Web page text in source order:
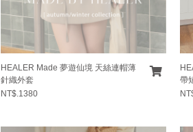
HEALER Made 夢遊仙境 天絲連帽薄
針織外套
NT$.1380
帶